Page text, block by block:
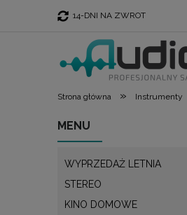
14-DNI NA ZWROT
Strona główna » Instrumenty
MENU
WYPRZEDAŻ LETNIA
STEREO
KINO DOMOWE